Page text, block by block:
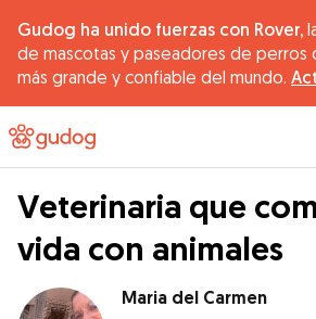
Gudog ha unido fuerzas con Rover,
de mascotas y paseadores de perros
más grande y confiable del mundo.
Veterinaria que
vida con animales
Maria del Carmen